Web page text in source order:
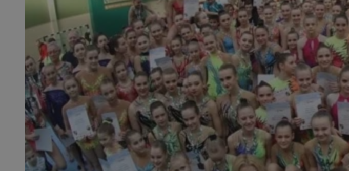
__cf_bm
Cloudflare Inc.
.x.com
30
__cf_bm
Cloudflare Inc.
.twitter.com
29 minut
VISITOR_PRIVACY_METADATA
YouTube
.youtube.com
5
CookieScriptConsent
CookieScript
4
Polityce prywatności Google